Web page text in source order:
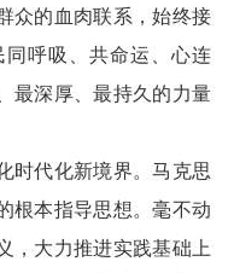
众的血肉联系，始终接
呼吸、共命运、心连
最深厚、最持久的力量
代化新境界。马克思
根本指导思想。毫不动
，大力推进实践基础上